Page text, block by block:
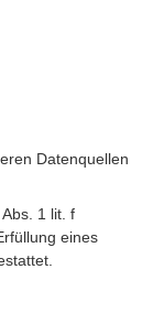
Datenquellen
1 lit. f
eines